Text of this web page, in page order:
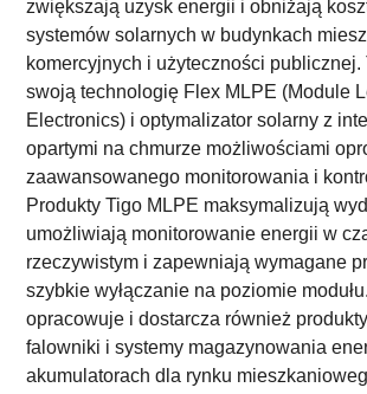
zwiększają uzysk energii i obniżają
systemów solarnych w budynkach
komercyjnych i użyteczności publicznej.
swoją technologię Flex MLPE (Module
Electronics) i optymalizator solarny z
opartymi na chmurze możliwościami
zaawansowanego monitorowania i
Produkty Tigo MLPE maksymalizują
umożliwiają monitorowanie energii w
rzeczywistym i zapewniają wymagane
szybkie wyłączanie na poziomie
opracowuje i dostarcza również
falowniki i systemy magazynowania
akumulatorach dla rynku